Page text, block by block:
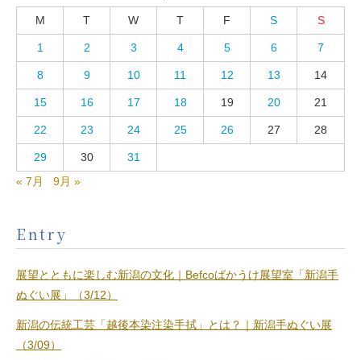
M T W T F S S
1 2 3 4 5 6 7
8 9 10 11 12 13 14
15 16 17 18 19 20 21
22 23 24 25 26 27 28
29 30
31
« 7月
9月 »
Entry
展望とともに楽しむ新潟の文化｜Befcoばかうけ展望室「新潟手
ぬぐい展」（3/12）
新潟の伝統工芸「越後本染注染手拭」とは？｜新潟手ぬぐい展
（3/09）